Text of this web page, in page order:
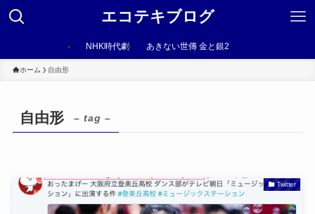
エコテキブログ
NHK時代劇 あきない世傳 金と銀2
ホーム 自由形
自由形 – tag –
Twitter